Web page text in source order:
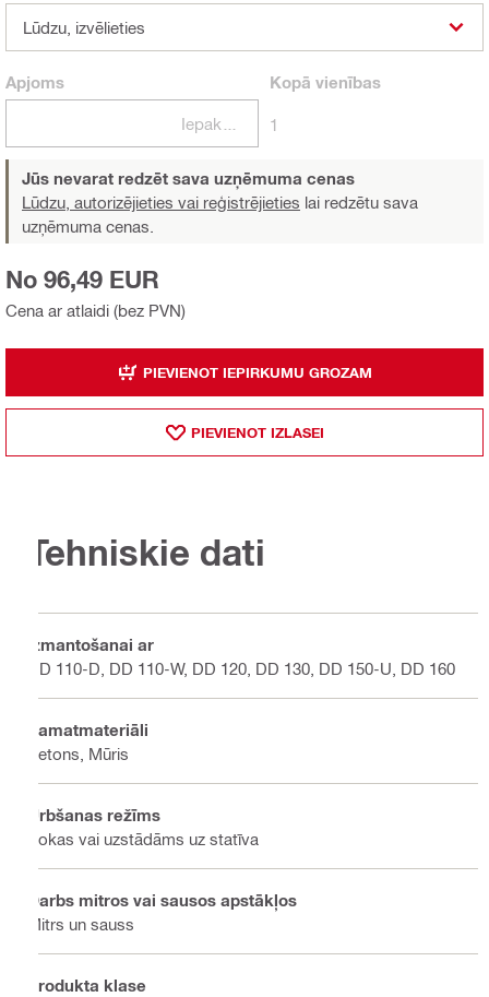
Lūdzu, izvēlieties
Apjoms Kopā vienības
1
Jūs nevarat redzēt sava uzņēmuma cenas
Lūdzu, autorizējieties vai reģistrējieties lai redzētu sava
uzņēmuma cenas.
Cena ar atlaidi (bez PVN)
No 96,49 EUR
PIEVIENOT IEPIRKUMU GROZAM
PIEVIENOT IZLASEI
Tehniskie dati
Izmantošanai ar
DD 110-D, DD 110-W, DD 120, DD 130, DD 150-U, DD 160
Pamatmateriāli
Betons, Mūris
Urbšanas režīms
Rokas vai uzstādāms uz statīva
Darbs mitros vai sausos apstākļos
Mitrs un sauss
Produkta klase